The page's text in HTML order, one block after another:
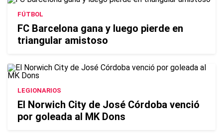
FÚTBOL
FC Barcelona gana y luego pierde en
triangular amistoso
LEGIONARIOS
El Norwich City de José Córdoba venció
por goleada al MK Dons